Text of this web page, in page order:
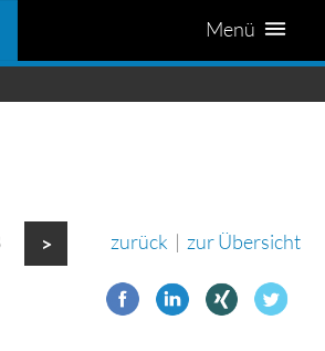
Menü
> zurück | zur Übersicht